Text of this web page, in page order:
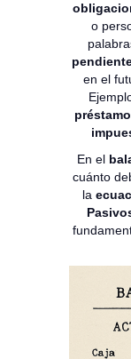
o
en el
En el
cuánto
la